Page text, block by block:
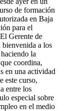
de formación
en Baja
para el
Gerente de
a los
la
coordina,
en una actividad
este curso,
entre los
especial sobre
en el medio